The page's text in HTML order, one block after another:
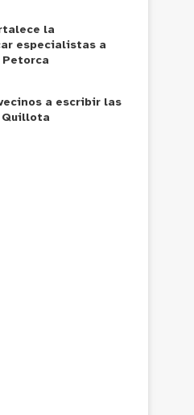
la
especialistas a
Petorca
a escribir las
Quillota